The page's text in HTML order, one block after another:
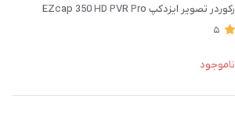
رکوردر تصویر ایزدکپ EZcap 350 HD PVR Pro
5
ناموجود